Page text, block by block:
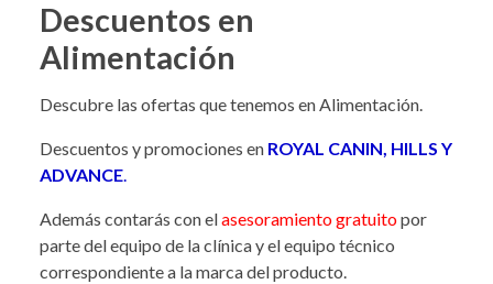
Descuentos en
Alimentación
Descubre las ofertas que tenemos en Alimentación.
Descuentos y promociones en ROYAL CANIN, HILLS Y
ADVANCE.
Además contarás con elasesoramiento gratuitopor
parte del equipo de la clínica y el equipo técnico
correspondiente a la marca del producto.